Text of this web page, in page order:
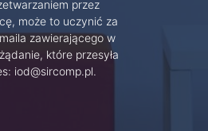
przez
może to uczynić za
zawierającego w
które przesyła
iod@sircomp.pl.